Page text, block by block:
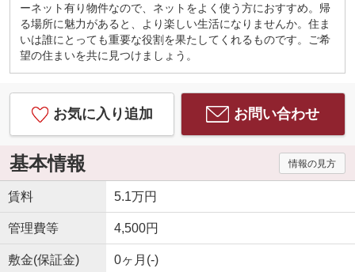
ーネット有り物件なので、ネットをよく使う方におすすめ。帰
る場所に魅力があると、より楽しい生活になりませんか。住ま
いは誰にとっても重要な役割を果たしてくれるものです。ご希
望の住まいを共に見つけましょう。
お気に入り追加 お問い合わせ
基本情報 情報の見方
賃料 5.1万円
管理費等 4,500円
敷金(保証金) 0ヶ月(-)